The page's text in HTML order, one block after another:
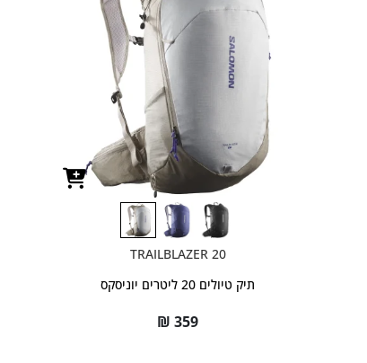
TRAILBLAZER 20
תיק טיולים 20 ליטרים יוניסקס
₪ 359